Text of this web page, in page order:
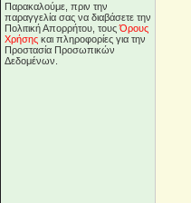
Παρακαλούμε, πριν την
παραγγελία σας να διαβάσετε την
Πολιτική Απορρήτου, τουςΌρους
Χρήσης και πληροφορίες για την
Προστασία Προσωπικών
Δεδομένων.